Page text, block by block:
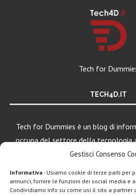
Gestisci Consenso
Informativa - Usiamo cookie di terze parti per
annunci, fornire le funzioni dei social media e
Condividiamo info su come usi il sito a partner
Tech for
TECH4D.IT
Tech for Dummies è un blog di
occupa del settore della tecnologia
una particolare attenzione al
LEGGI ANCHE